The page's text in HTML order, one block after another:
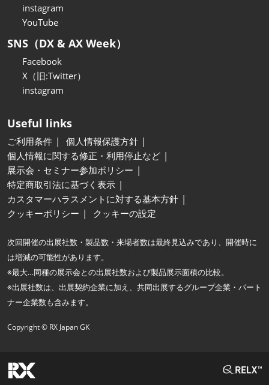
instagram
YouTube
SNS（DX & AX Week）
Facebook
X（旧:Twitter）
instagram
Useful links
ご利用条件
個人情報保護方針
個人情報に関する修正・利用停止など
展示会・セミナー参加ポリシー
特定商取引法に基づく表示
カスタマーハラスメントに対する基本方針
クッキーポリシー
クッキーの設定
次回開催の出展社数・製品数・来場者数は最終見込みであり、開催時に
は増減の可能性があります。
※最大…同種の展示会との出展社数および製品展示面積の比較。
※出展社数は、出展契約企業に加え、共同出展するグループ企業・パート
ナー企業数も含みます。
Copyright © RX Japan GK